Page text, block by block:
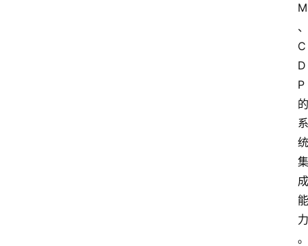
M
、
C
D
P
的
系
统
集
成
能
力
。